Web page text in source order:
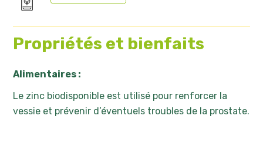
Propriétés et bienfaits
Alimentaires :
Le zinc biodisponible est utilisé pour renforcer la
vessie et prévenir d’éventuels troubles de la prostate.